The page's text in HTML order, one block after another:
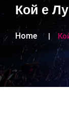
Кой е
Home